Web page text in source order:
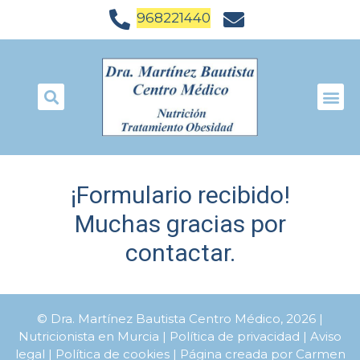
968221440
¡Formulario recibido!
Muchas gracias por
contactar.
© Dra. Martínez Bautista Centro Médico, 2026 |
Nutricionista en Murcia | Política de privacidad | Aviso
legal | Política de cookies| Página creada por Carmen